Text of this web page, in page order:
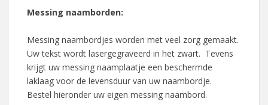
Messing naamborden:
Messing naambordjes worden met veel zorg gemaakt.
Uw tekst wordt lasergegraveerd in het zwart. Tevens
krijgt uw messing naamplaatje een beschermde
laklaag voor de levensduur van uw naambordje.
Bestel hieronder uw eigen messing naambord.